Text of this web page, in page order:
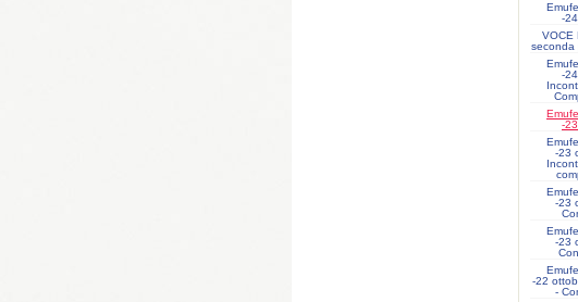
-
VOCE
seconda
-
-
-23
-23
-23
-22
-